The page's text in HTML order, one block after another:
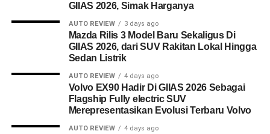
GIIAS 2026, Simak Harganya
AUTO REVIEW 3 days ago
Mazda Rilis 3 Model Baru Sekaligus Di
GIIAS 2026, dari SUV Rakitan Lokal Hingga
Sedan Listrik
AUTO REVIEW 4 days ago
Volvo EX90 Hadir Di GIIAS 2026 Sebagai
Flagship Fully electric SUV
Merepresentasikan Evolusi Terbaru Volvo
AUTO REVIEW 4 days ago